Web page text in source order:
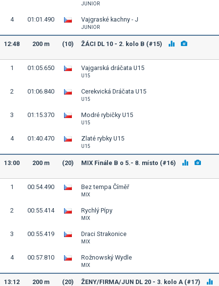
JUNIOR
4 01:01.490 Vajgraské kachny - J
JUNIOR
12:48 200 m (10) ŽÁCI DL 10 - 2. kolo B (#15)
1 01:05.650 Vajgarská dráčata U15
U15
2 01:06.840 Cerekvická Dráčata U15
U15
3 01:15.370 Modré rybičky U15
U15
4 01:40.470 Zlaté rybky U15
U15
13:00 200 m (20) MIX Finále B o 5.- 8. místo (#16)
1 00:54.490 Bez tempa Číměř
MIX
2 00:55.414 Rychlý Pípy
MIX
3 00:55.419 Draci Strakonice
MIX
4 00:57.810 Rožnowský Wydle
MIX
13:12 200 m (20) ŽENY/FIRMA/JUN DL 20 - 3. kolo A (#17)